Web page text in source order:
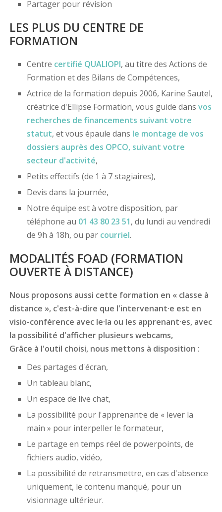
Partager pour révision
LES PLUS DU CENTRE DE
FORMATION
Centre certifié QUALIOPI, au titre des Actions de
Formation et des Bilans de Compétences,
Actrice de la formation depuis 2006, Karine Sautel,
créatrice d'Ellipse Formation, vous guide dans vos
recherches de financements suivant votre
statut, et vous épaule dans le montage de vos
dossiers auprès des OPCO, suivant votre
secteur d'activité,
Petits effectifs (de 1 à 7 stagiaires),
Devis dans la journée,
Notre équipe est à votre disposition, par
téléphone au 01 43 80 23 51, du lundi au vendredi
de 9h à 18h, ou par courriel.
MODALITÉS FOAD (FORMATION
OUVERTE À DISTANCE)
Nous proposons aussi cette formation en « classe à
distance », c'est-à-dire que l'intervenant·e est en
visio-conférence avec le·la ou les apprenant·es, avec
la possibilité d'afficher plusieurs webcams,
Grâce à l'outil choisi, nous mettons à disposition :
Des partages d'écran,
Un tableau blanc,
Un espace de live chat,
La possibilité pour l'apprenant·e de « lever la
main » pour interpeller le formateur,
Le partage en temps réel de powerpoints, de
fichiers audio, vidéo,
La possibilité de retransmettre, en cas d'absence
uniquement, le contenu manqué, pour un
visionnage ultérieur.